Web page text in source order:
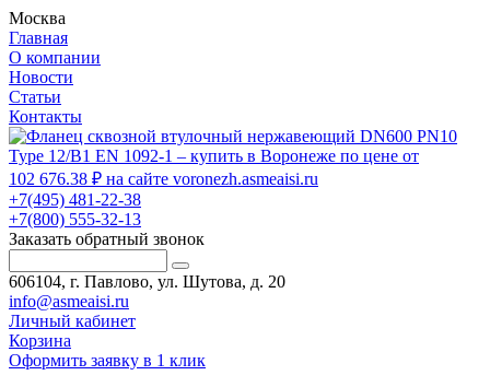
Москва
Главная
О компании
Новости
Статьи
Контакты
+7(495) 481-22-38
+7(800) 555-32-13
Заказать обратный звонок
606104, г. Павлово, ул. Шутова, д. 20
info@asmeaisi.ru
Личный кабинет
Корзина
Оформить заявку в 1 клик